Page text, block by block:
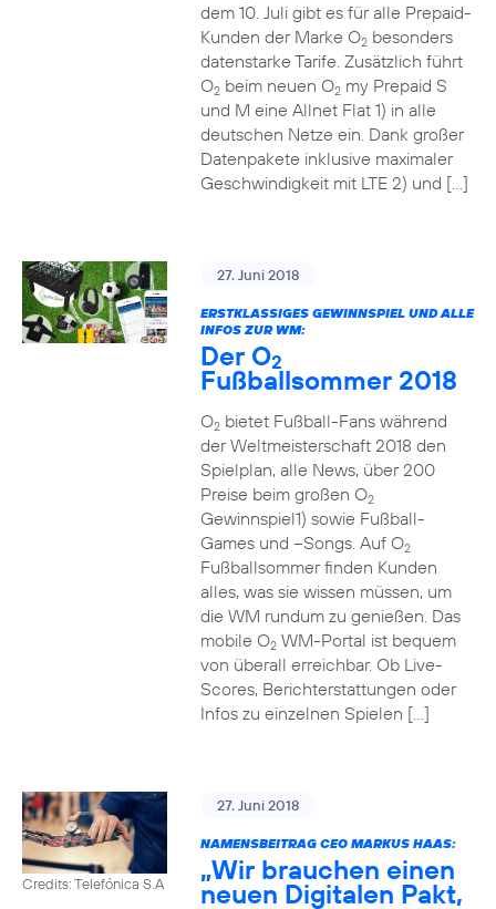
dem 10. Juli gibt es für alle Prepaid-
Kunden der Marke O2besonders
datenstarke Tarife. Zusätzlich führt
O2beim neuen O2my Prepaid S
und M eine Allnet Flat 1) in alle
deutschen Netze ein. Dank großer
Datenpakete inklusive maximaler
Geschwindigkeit mit LTE 2) und […]
27. Juni 2018
ERSTKLASSIGES GEWINNSPIEL UND ALLE
INFOS ZUR WM:
Der O2
Fußballsommer 2018
O2bietet Fußball-Fans während
der Weltmeisterschaft 2018 den
Spielplan, alle News, über 200
Preise beim großen O2
Gewinnspiel1) sowie Fußball-
Games und –Songs. Auf O2
Fußballsommer finden Kunden
alles, was sie wissen müssen, um
die WM rundum zu genießen. Das
mobile O2WM-Portal ist bequem
von überall erreichbar. Ob Live-
Scores, Berichterstattungen oder
Infos zu einzelnen Spielen […]
Credits: Telefónica S.A
27. Juni 2018
NAMENSBEITRAG CEO MARKUS HAAS:
„Wir brauchen einen
neuen Digitalen Pakt,